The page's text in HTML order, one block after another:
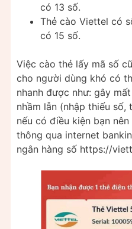
có 13 số.
Thẻ cào Viettel có
có 15 số.
Việc cào thẻ lấy mã số
cho người dùng khó có
nhanh được như: gây
nhầm lẫn (nhập thiếu
nếu có điều kiện bạn
thông qua internet
ngân hàng số https://